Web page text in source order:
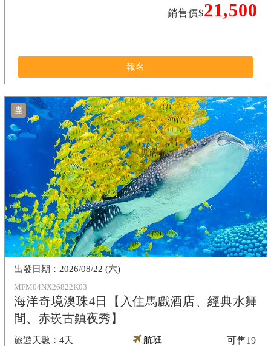
銷售價$21,500
報名
團
MFM04NX26822K03
海洋奇境澳珠4日【入住馬戲酒店、經典水舞
間、赤崁古鎮夜秀】
4天
2026/08/22 (六)
航班 可售19